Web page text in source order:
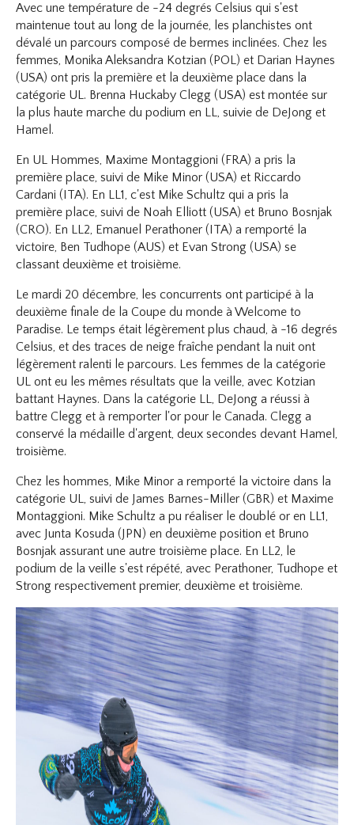
Avec une température de -24 degrés Celsius qui s'est
maintenue tout au long de la journée, les planchistes ont
dévalé un parcours composé de bermes inclinées. Chez les
femmes, Monika Aleksandra Kotzian (POL) et Darian Haynes
(USA) ont pris la première et la deuxième place dans la
catégorie UL. Brenna Huckaby Clegg (USA) est montée sur
la plus haute marche du podium en LL, suivie de DeJong et
Hamel.
En UL Hommes, Maxime Montaggioni (FRA) a pris la
première place, suivi de Mike Minor (USA) et Riccardo
Cardani (ITA). En LL1, c'est Mike Schultz qui a pris la
première place, suivi de Noah Elliott (USA) et Bruno Bosnjak
(CRO). En LL2, Emanuel Perathoner (ITA) a remporté la
victoire, Ben Tudhope (AUS) et Evan Strong (USA) se
classant deuxième et troisième.
Le mardi 20 décembre, les concurrents ont participé à la
deuxième finale de la Coupe du monde à Welcome to
Paradise. Le temps était légèrement plus chaud, à -16 degrés
Celsius, et des traces de neige fraîche pendant la nuit ont
légèrement ralenti le parcours. Les femmes de la catégorie
UL ont eu les mêmes résultats que la veille, avec Kotzian
battant Haynes. Dans la catégorie LL, DeJong a réussi à
battre Clegg et à remporter l'or pour le Canada. Clegg a
conservé la médaille d'argent, deux secondes devant Hamel,
troisième.
Chez les hommes, Mike Minor a remporté la victoire dans la
catégorie UL, suivi de James Barnes-Miller (GBR) et Maxime
Montaggioni. Mike Schultz a pu réaliser le doublé or en LL1,
avec Junta Kosuda (JPN) en deuxième position et Bruno
Bosnjak assurant une autre troisième place. En LL2, le
podium de la veille s'est répété, avec Perathoner, Tudhope et
Strong respectivement premier, deuxième et troisième.